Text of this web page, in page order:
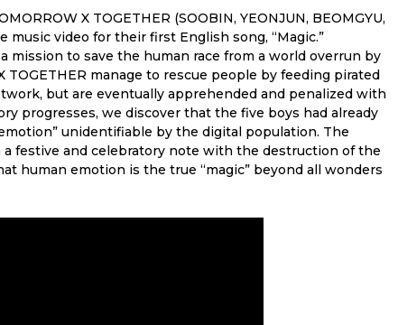
X TOGETHER (SOOBIN, YEONJUN, BEOMGYU,
music video for their first English song, “Magic.”
mission to save the human race from a world overrun by
TOGETHER manage to rescue people by feeding pirated
but are eventually apprehended and penalized with
progresses, we discover that the five boys had already
unidentifiable by the digital population. The
festive and celebratory note with the destruction of the
human emotion is the true “magic” beyond all wonders